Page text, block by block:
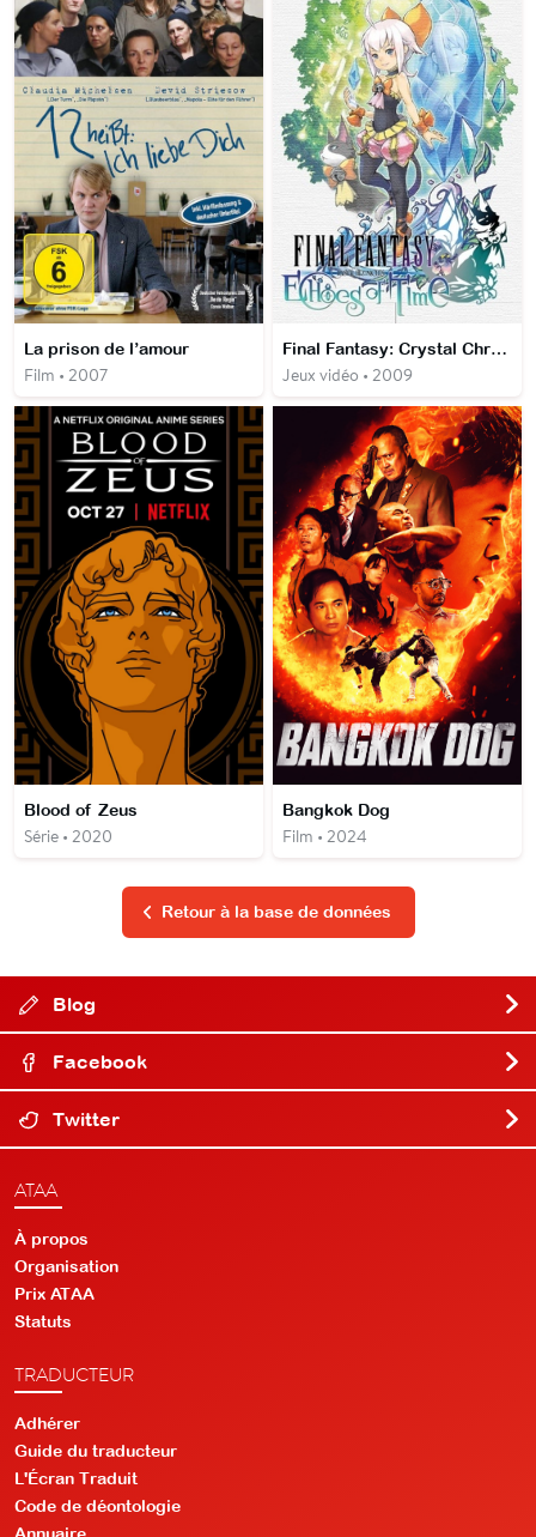
La prison de l’amour
Film • 2007
Final Fantasy: Crystal Chronicles - Echoes of Time
Jeux vidéo • 2009
Blood of Zeus
Série • 2020
Bangkok Dog
Film • 2024
Retour à la base de données
Blog
Facebook
Twitter
ATAA
À propos
Organisation
Prix ATAA
Statuts
TRADUCTEUR
Adhérer
Guide du traducteur
L'Écran Traduit
Code de déontologie
Annuaire